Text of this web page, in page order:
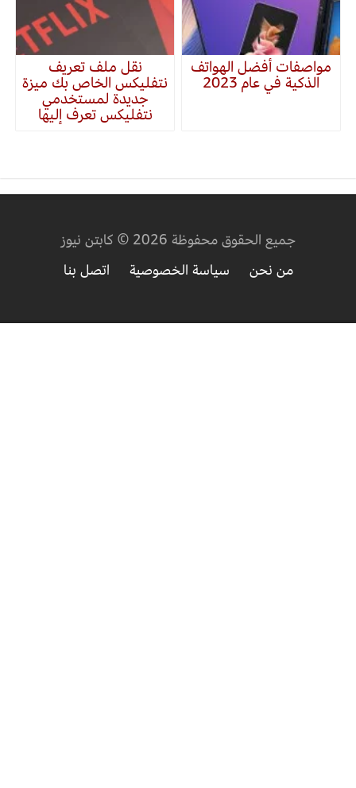
مواصفات أفضل الهواتف
الذكية في عام 2023
نقل ملف تعريف
نتفليكس الخاص بك ميزة
جديدة لمستخدمي
نتفليكس تعرف إليها
جميع الحقوق محفوظة 2026 © كابتن نيوز
من نحن
سياسة الخصوصية اتصل بنا